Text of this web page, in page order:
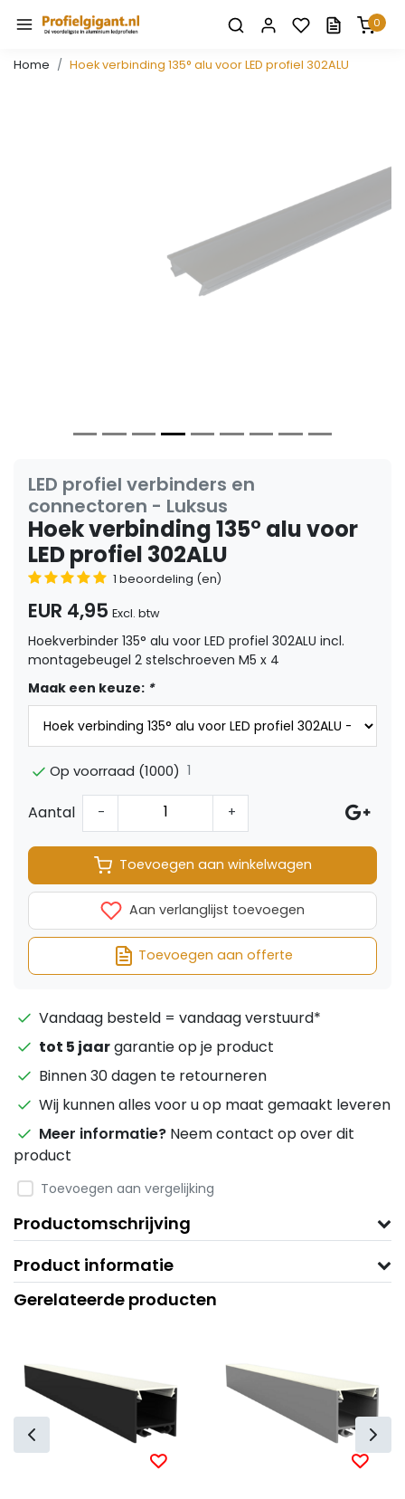
0
Home Hoek verbinding 135° alu voor LED profiel 302ALU
LED profiel verbinders en
connectoren - Luksus
Hoek verbinding 135° alu voor
LED profiel 302ALU
1 beoordeling (en)
EUR 4,95 Excl. btw
Hoekverbinder 135° alu voor LED profiel 302ALU incl.
montagebeugel 2 stelschroeven M5 x 4
Maak een keuze: *
Op voorraad (1000) 1
Aantal - +
Toevoegen aan winkelwagen
Aan verlanglijst toevoegen
Toevoegen aan offerte
Vandaag besteld = vandaag verstuurd*
tot 5 jaargarantie op je product
Binnen 30 dagen te retourneren
Wij kunnen alles voor u op maat gemaakt leveren
Meer informatie? Neem contact op over dit
product
Toevoegen aan vergelijking
Productomschrijving
Product informatie
Gerelateerde producten